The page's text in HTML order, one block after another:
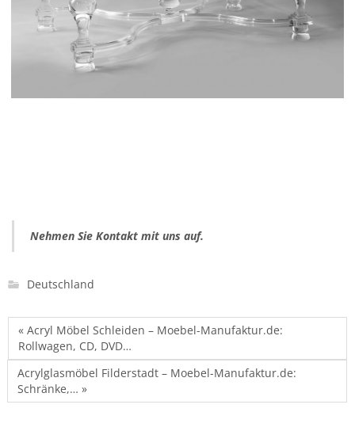
Nehmen Sie Kontakt mit uns auf.
Deutschland
« Acryl Möbel Schleiden – Moebel-Manufaktur.de:
Rollwagen, CD, DVD…
Acrylglasmöbel Filderstadt – Moebel-Manufaktur.de:
Schränke,… »